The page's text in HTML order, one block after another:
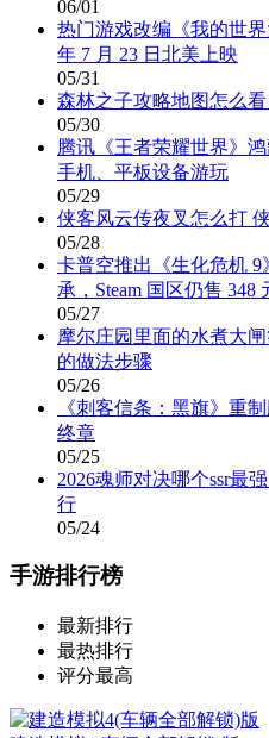
06/01
热门游戏改编《我的世
年 7 月 23 日北美上映
05/31
森林之子攻略地图怎么
05/30
腾讯《王者荣耀世界》
手机、平板设备游玩
05/29
侠客风云传夜叉怎么打
05/28
卡普空推出《生化危机
承，Steam 国区仍售 348
05/27
摩尔庄园里面的水煮大
的做法步骤
05/26
《刺客信条：黑旗》重
终章
05/25
2026魂师对决哪个ssr最
行
05/24
手游排行榜
最新排行
最热排行
评分最高